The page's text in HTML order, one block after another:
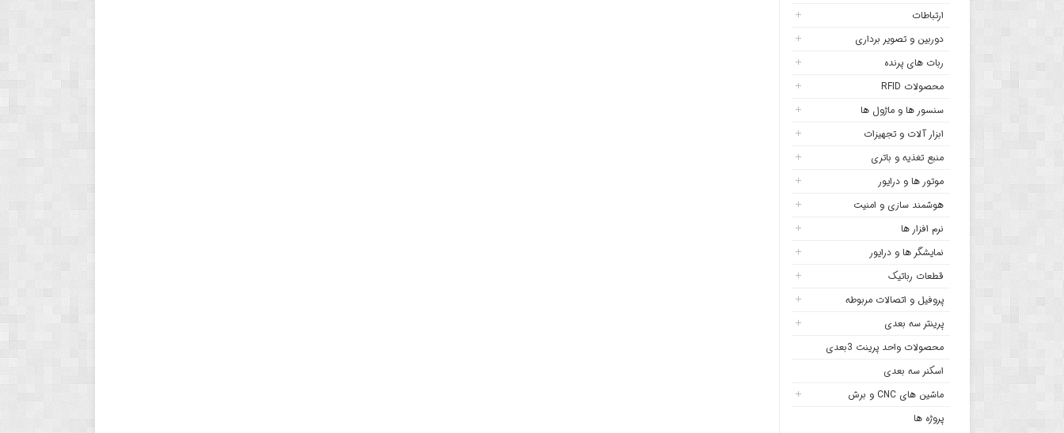
ارتباطات
دوربین و تصویر برداری
ربات های پرنده
محصولات RFID
سنسور ها و ماژول ها
ابزار آلات و تجهیزات
منبع تغذیه و باتری
موتور ها و درایور
هوشمند سازی و امنیت
نرم افزار ها
نمایشگر ها و درایور
قطعات رباتیک
پروفیل و اتصالات مربوطه
پرینتر سه بعدی
محصولات واحد پرینت 3بعدی
اسکنر سه بعدی
ماشین های CNC و برش
پروژه ها